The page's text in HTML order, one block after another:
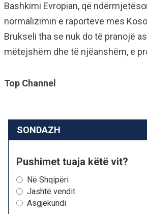
Bashkimi Evropian, që
normalizimin e raporteve mes
Brukseli tha se nuk do të pranojë
mëtejshëm dhe të njëanshëm, e
Top Channel
SONDAZH
Pushimet tuaja këtë vit?
Në Shqipëri
Jashtë vendit
Asgjëkundi